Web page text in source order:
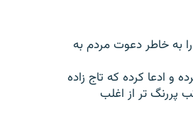
به خاطر دعوت مردم به
و ادعا کرده که تاج زاده
پررنگ تر از اغلب